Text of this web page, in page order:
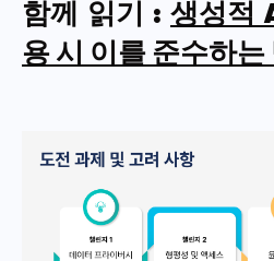
함께 읽기 : 생성적
용 시 이를 준수하는